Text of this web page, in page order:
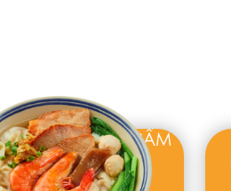
THÁNH THẬP CẨM